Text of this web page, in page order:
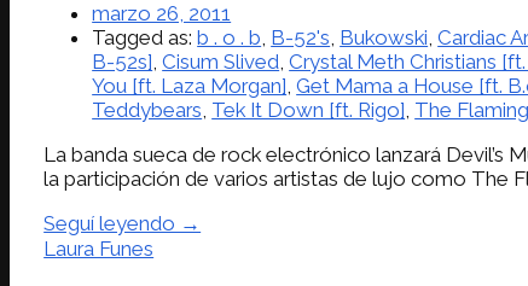
marzo 26, 2011
Tagged as:b . o . b, B-52's, Bukowski,Cardiac
B-52s],Cisum Slived,Crystal Meth Christians
You [ft. Laza Morgan],Get Mama a House [ft.
Teddybears, Tek It Down [ft. Rigo], The
La banda sueca de rock electrónico lanzará Devil’s
la participación de varios artistas de lujo como The
Seguí leyendo →
Laura Funes